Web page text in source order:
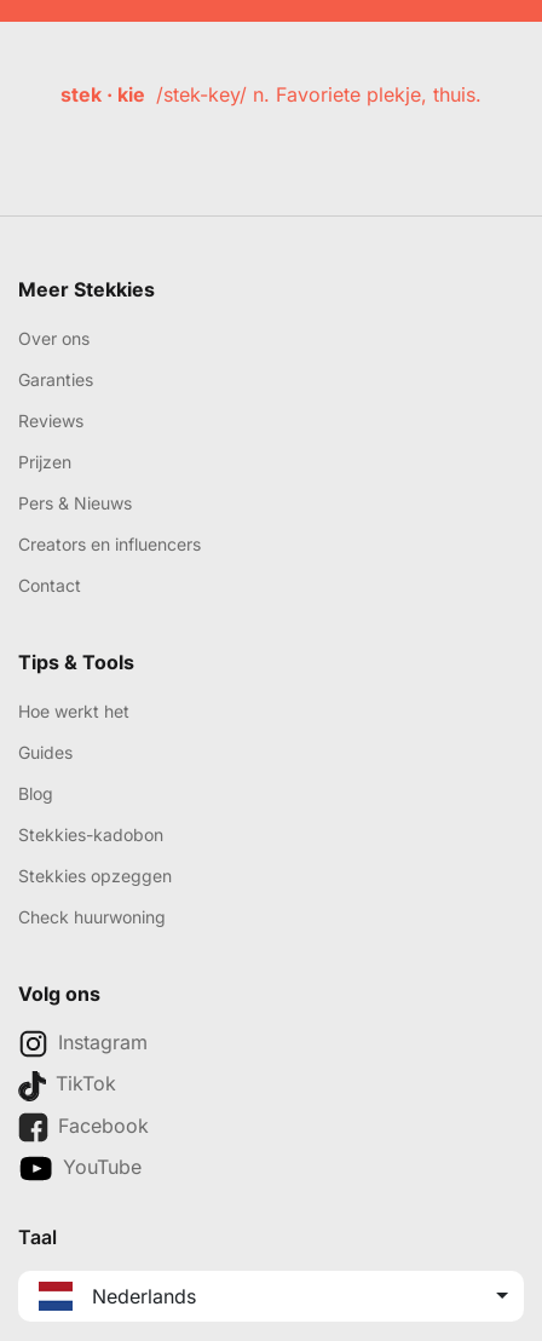
stek · kie /stek-key/ n. Favoriete plekje, thuis.
Meer Stekkies
Over ons
Garanties
Reviews
Prijzen
Pers & Nieuws
Creators en influencers
Contact
Tips & Tools
Hoe werkt het
Guides
Blog
Stekkies-kadobon
Stekkies opzeggen
Check huurwoning
Volg ons
Instagram
TikTok
Facebook
YouTube
Taal
Nederlands